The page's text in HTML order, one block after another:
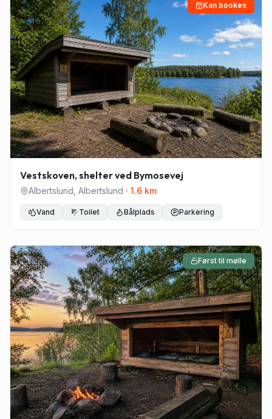
Kan bookes
Vestskoven, shelter ved Bymosevej
Albertslund Albertslund · 1.6 km
Vand Toilet Bålplads Parkering
Først til mølle